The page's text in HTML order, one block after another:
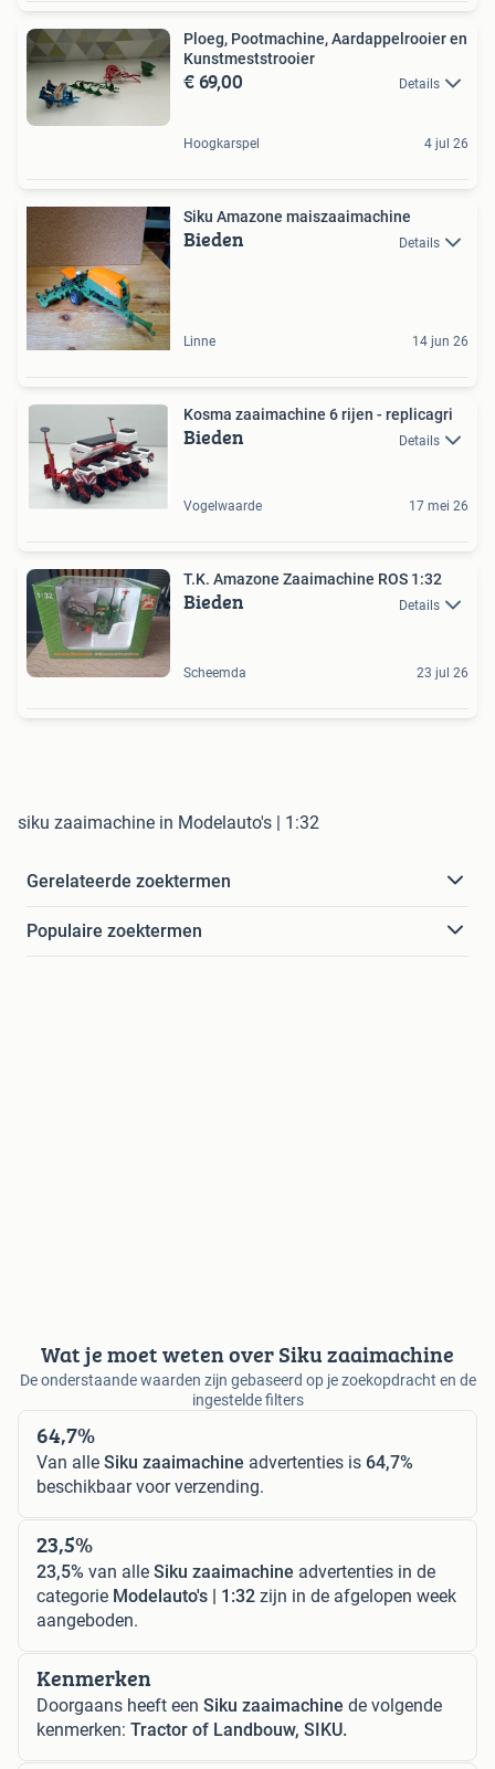
Ploeg, Pootmachine, Aardappelrooier en
Kunstmeststrooier
€ 69,00 Details
Hoogkarspel 4 jul 26
Siku Amazone maiszaaimachine
Bieden Details
Linne 14 jun 26
Kosma zaaimachine 6 rijen - replicagri
Bieden Details
Vogelwaarde 17 mei 26
T.K. Amazone Zaaimachine ROS 1:32
Bieden Details
Scheemda 23 jul 26
siku zaaimachine in Modelauto's | 1:32
Gerelateerde zoektermen
Populaire zoektermen
Wat je moet weten over Siku zaaimachine
De onderstaande waarden zijn gebaseerd op je zoekopdracht en de
ingestelde filters
64,7%
Van alle Siku zaaimachine advertenties is 64,7%
beschikbaar voor verzending.
23,5%
23,5% van alle Siku zaaimachine advertenties in de
categorie Modelauto's | 1:32 zijn in de afgelopen week
aangeboden.
Kenmerken
Doorgaans heeft een Siku zaaimachine de volgende
kenmerken: Tractor of Landbouw, SIKU.